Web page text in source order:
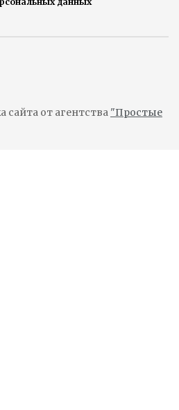
сайта от агентства "Простые